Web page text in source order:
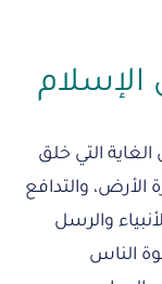
الإسلام
التي خلق
الأرض، والتدافع
والرسل
الناس